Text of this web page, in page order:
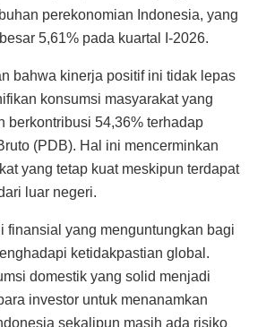
perekonomian Indonesia, yang
5,61% pada kuartal I-2026.
bahwa kinerja positif ini tidak lepas
konsumsi masyarakat yang
berkontribusi 54,36% terhadap
(PDB). Hal ini mencerminkan
yang tetap kuat meskipun terdapat
luar negeri.
finansial yang menguntungkan bagi
ketidakpastian global.
domestik yang solid menjadi
investor untuk menanamkan
sekalipun masih ada risiko